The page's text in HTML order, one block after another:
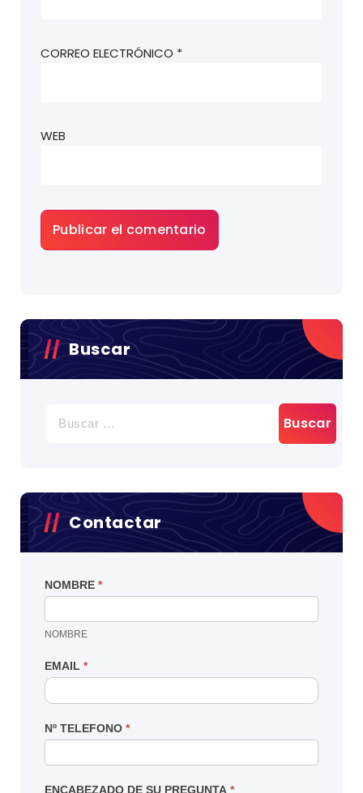
CORREO ELECTRÓNICO *
WEB
Buscar
Contactar
NOMBRE *
NOMBRE
EMAIL *
Nº TELEFONO *
ENCABEZADO DE SU PREGUNTA *